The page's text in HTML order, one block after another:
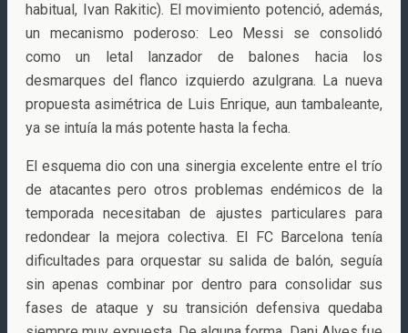
habitual, Ivan Rakitic). El movimiento potenció, además,
un mecanismo poderoso: Leo Messi se consolidó
como un letal lanzador de balones hacia los
desmarques del flanco izquierdo azulgrana. La nueva
propuesta asimétrica de Luis Enrique, aun tambaleante,
ya se intuía la más potente hasta la fecha.
El esquema dio con una sinergia excelente entre el trío
de atacantes pero otros problemas endémicos de la
temporada necesitaban de ajustes particulares para
redondear la mejora colectiva. El FC Barcelona tenía
dificultades para orquestar su salida de balón, seguía
sin apenas combinar por dentro para consolidar sus
fases de ataque y su transición defensiva quedaba